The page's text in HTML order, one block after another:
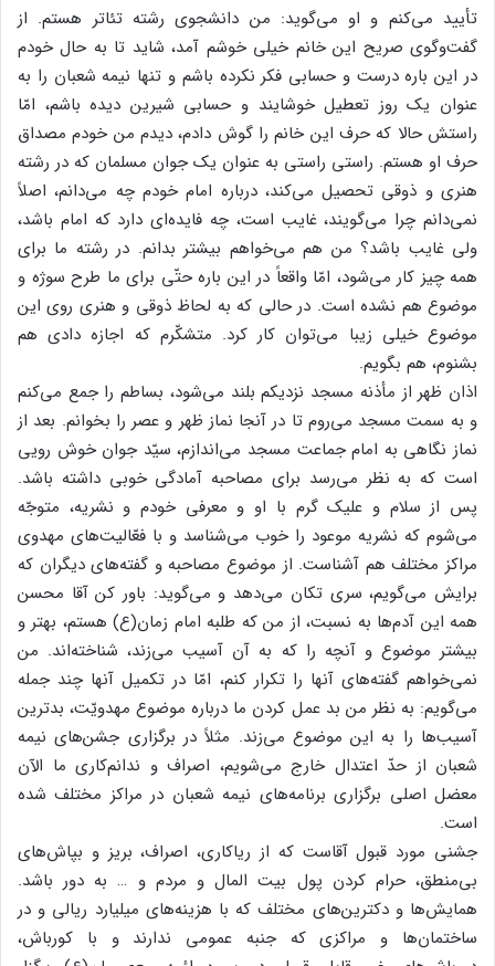
تأیید می‌کنم و او می‌گوید: من دانشجوی رشته تئاتر هستم. از
گفت‌وگوی صریح این خانم خیلی خوشم آمد، شاید تا به حال خودم
در این باره درست و حسابی فکر نکرده باشم و تنها نیمه شعبان را به
عنوان یک روز تعطیل خوشایند و حسابی شیرین دیده باشم، امّا
راستش حالا که حرف این خانم را گوش دادم، دیدم من خودم مصداق
حرف او هستم. راستی راستی به عنوان یک جوان مسلمان که در رشته
هنری و ذوقی تحصیل می‌کند، درباره امام خودم چه می‌دانم، اصلاً
نمی‌دانم چرا می‌گویند، غایب است، چه فایده‌ای دارد که امام باشد،
ولی غایب باشد؟ من هم می‌خواهم بیشتر بدانم. در رشته ما برای
همه چیز کار می‌شود، امّا واقعاً در این باره حتّی برای ما طرح سوژه و
موضوع هم نشده است. در حالی که به لحاظ ذوقی و هنری روی این
موضوع خیلی زیبا می‌توان کار کرد. متشکّرم که اجازه دادی هم
بشنوم، هم بگویم.
اذان ظهر از مأذنه مسجد نزدیکم بلند می‌شود، بساطم را جمع می‌کنم
و به سمت مسجد می‌روم تا در آنجا نماز ظهر و عصر را بخوانم. بعد از
نماز نگاهی به امام جماعت مسجد می‌اندازم، سیّد جوان خوش رویی
است که به نظر می‌رسد برای مصاحبه آمادگی خوبی داشته باشد.
پس از سلام و علیک گرم با او و معرفی خودم و نشریه، متوجّه
می‌شوم که نشریه موعود را خوب می‌شناسد و با فعّالیت‌های مهدوی
مراکز مختلف هم آشناست. از موضوع مصاحبه و گفته‌های دیگران که
برایش می‌گویم، سری تکان می‌دهد و می‌گوید: باور کن آقا محسن
همه این آدم‌ها به نسبت، از من که طلبه امام زمان(ع) هستم، بهتر و
بیشتر موضوع و آنچه را که به آن آسیب می‌زند، شناخته‌اند. من
نمی‌خواهم گفته‌های آنها را تکرار کنم، امّا در تکمیل آنها چند جمله
می‌گویم: به نظر من بد عمل کردن ما درباره موضوع مهدویّت، بدترین
آسیب‌ها را به این موضوع می‌زند. مثلاً در برگزاری جشن‌های نیمه
شعبان از حدّ اعتدال خارج می‌شویم، اصراف و ندانم‌کاری ما الآن
معضل اصلی برگزاری برنامه‌های نیمه شعبان در مراکز مختلف شده
است.
جشنی مورد قبول آقاست که از ریاکاری، اصراف، بریز و بپاش‌های
بی‌منطق، حرام کردن پول بیت المال و مردم و … به دور باشد.
همایش‌ها و دکترین‌های مختلف که با هزینه‌های میلیارد ریالی و در
ساختمان‌ها و مراکزی که جنبه عمومی ندارند و با کورباش،